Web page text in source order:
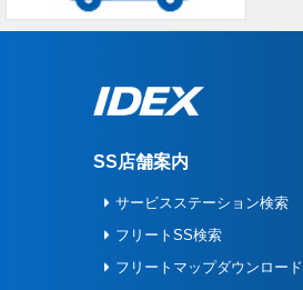
SS店舗案内
サービスステーション検索
フリートSS検索
フリートマップダウンロード